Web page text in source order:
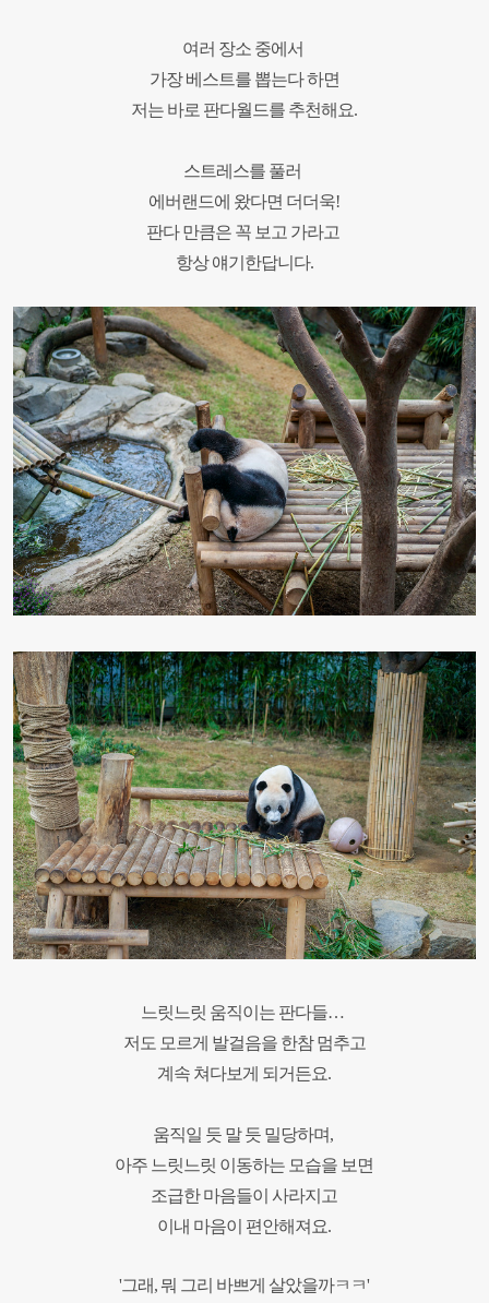
여러 장소 중에서
가장 베스트를 뽑는다 하면
저는 바로 판다월드를 추천해요.
스트레스를 풀러
에버랜드에 왔다면 더더욱!
판다 만큼은 꼭 보고 가라고
항상 얘기한답니다.
느릿느릿 움직이는 판다들…
저도 모르게 발걸음을 한참 멈추고
계속 쳐다보게 되거든요.
움직일 듯 말 듯 밀당하며,
아주 느릿느릿 이동하는 모습을 보면
조급한 마음들이 사라지고
이내 마음이 편안해져요.
'그래, 뭐 그리 바쁘게 살았을까ㅋㅋ'